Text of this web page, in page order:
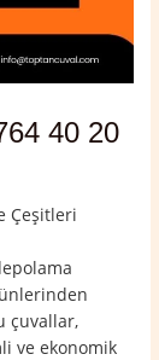
40 20
Çeşitleri
çuvallar,
ve ekonomik